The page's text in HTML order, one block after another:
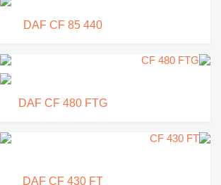
DAF CF 85 440
DAF CF 480 FTG
DAF CF 430 FT